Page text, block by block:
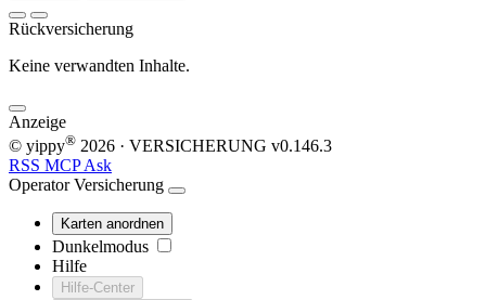
Rückversicherung
Keine verwandten Inhalte.
Anzeige
© yippy® 2026 · VERSICHERUNG v0.146.3
RSS MCPAsk
Operator Versicherung
Karten anordnen
Dunkelmodus
Hilfe
Hilfe-Center